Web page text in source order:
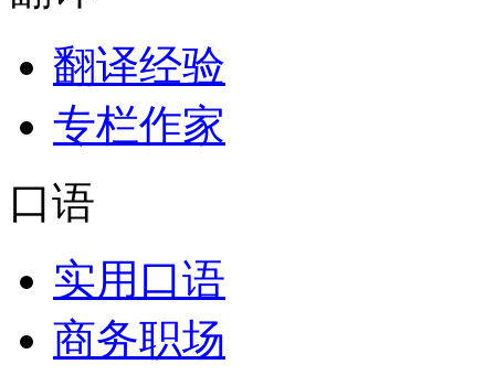
翻译经验
专栏作家
口语
实用口语
商务职场